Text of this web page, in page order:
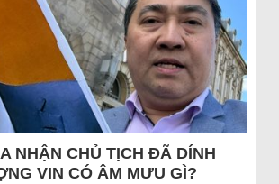
NHẬN CHỦ TỊCH ĐÃ DÍNH
VIN CÓ ÂM MƯU GÌ?